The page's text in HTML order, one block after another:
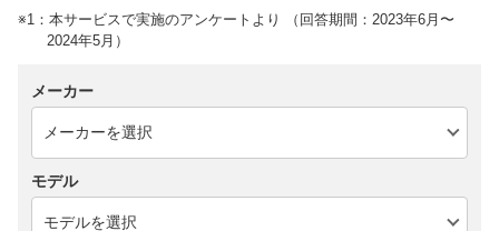
※1：本サービスで実施のアンケートより （回答期間：2023年6月〜
2024年5月）
メーカー
モデル